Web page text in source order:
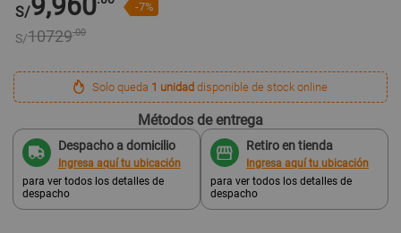
S/ -7%
S/10729.00
Solo queda 1 unidad disponible de stock online
Métodos de entrega
Despacho a domicilio
Ingresa aquí tu ubicación
para ver todos los detalles de
despacho
Retiro en tienda
Ingresa aquí tu ubicación
para ver todos los detalles de
despacho